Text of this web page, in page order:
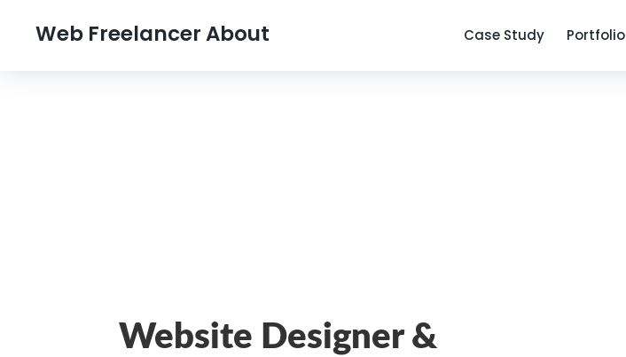
Web Freelancer About Case Study Portfolio
Website Designer &